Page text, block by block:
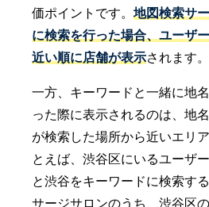
価ポイントです。 地図検索サ
に検索を行った場合、ユーザ
近い順に店舗が表示されます。
一方、キーワードと一緒に地
った際に表示されるのは、地
が検索した場所から近いエリ
とえば、渋谷区にいるユーザ
と渋谷をキーワードに検索す
サージサロンのうち、渋谷区